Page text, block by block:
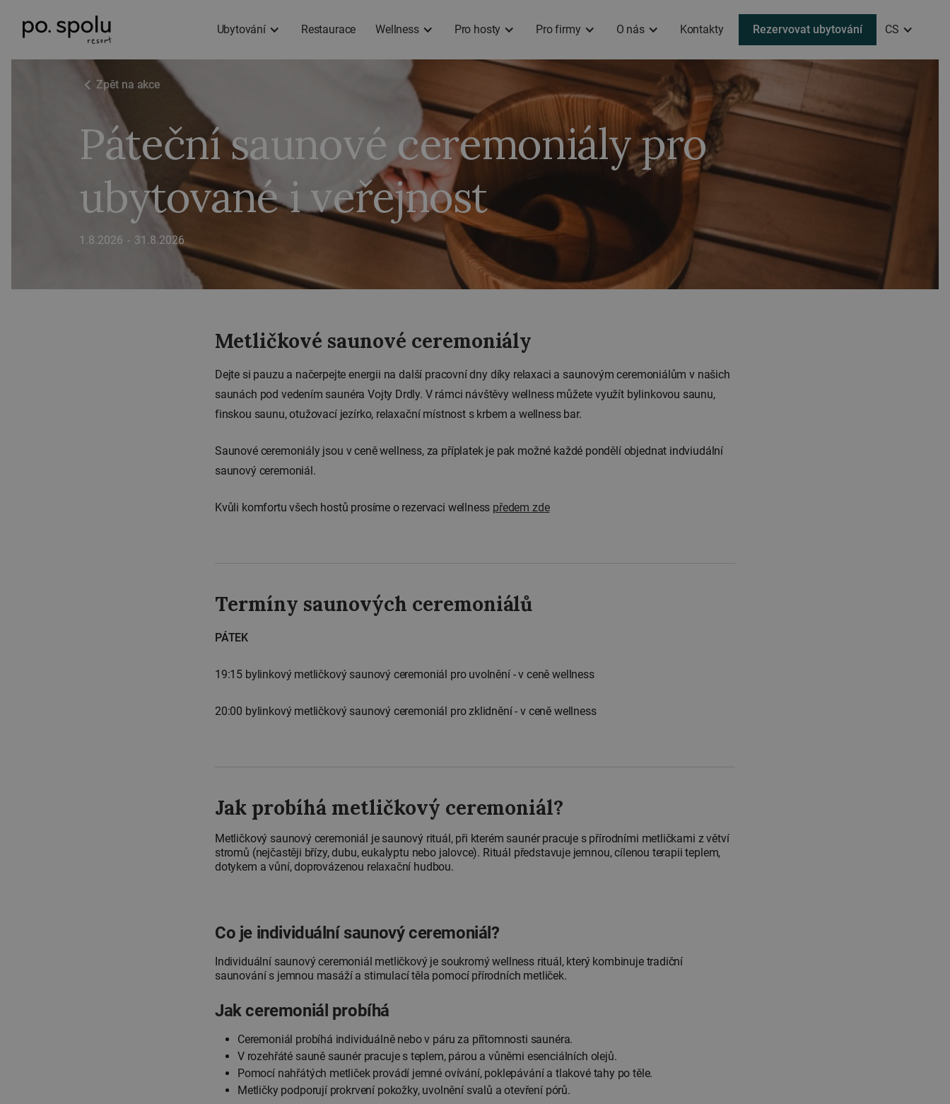
Ubytování Restaurace Wellness Pro hosty Pro firmy O nás Kontakty Rezervovat ubytování CS
Zpět na akce
Páteční saunové ceremoniály pro
ubytované i veřejnost
1.8.2026 - 31.8.2026
Metličkové saunové ceremoniály
Dejte si pauzu a načerpejte energii na další pracovní dny díky relaxaci a saunovým ceremoniálům v našich
saunách pod vedením saunéra Vojty Drdly. V rámci návštěvy wellness můžete využít bylinkovou saunu,
finskou saunu, otužovací jezírko, relaxační místnost s krbem a wellness bar.
Saunové ceremoniály jsou v ceně wellness, za příplatek je pak možné každé pondělí objednat indviudální
saunový ceremoniál.
Kvůli komfortu všech hostů prosíme o rezervaci wellness předem zde
Termíny saunových ceremoniálů
PÁTEK
19:15 bylinkový metličkový saunový ceremoniál pro uvolnění - v ceně wellness
20:00 bylinkový metličkový saunový ceremoniál pro zklidnění - v ceně wellness
Jak probíhá metličkový ceremoniál?
Metličkový saunový ceremoniál je saunový rituál, při kterém saunér pracuje s přírodními metličkami z větví
stromů (nejčastěji břízy, dubu, eukalyptu nebo jalovce). Rituál představuje jemnou, cílenou terapii teplem,
dotykem a vůní, doprovázenou relaxační hudbou.
Co je individuální saunový ceremoniál?
Individuální saunový ceremoniál metličkový je soukromý wellness rituál, který kombinuje tradiční
saunování s jemnou masáží a stimulací těla pomocí přírodních metliček.
Jak ceremoniál probíhá
Ceremoniál probíhá individuálně nebo v páru za přítomnosti saunéra.
V rozehřáté sauně saunér pracuje s teplem, párou a vůněmi esenciálních olejů.
Pomocí nahřátých metliček provádí jemné ovívání, poklepávání a tlakové tahy po těle.
Metličky podporují prokrvení pokožky, uvolnění svalů a otevření pórů.